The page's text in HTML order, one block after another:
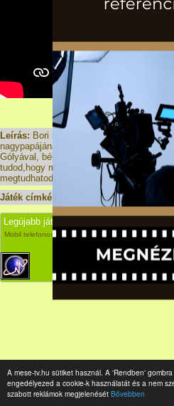
A mese-tv.hu sütiket használ. A 'Rendben'
engedélyezed a cookie-k használatát és a nem
szabott reklámok megjelenését Bővebben
Leírás: Bori mesék - Bori és a
nagypapájánál tölti a délutánt és sok
Gólyával, békával, varanggyal.
tudod,hogy mi a lényeges különbség a
megtudhatod Bori meséjéből.
Játék címkék:
állatok,gólya ugráló
Legújabb játékok
Mobil telefonos mesék és rajzfilmek gyerekeknek -